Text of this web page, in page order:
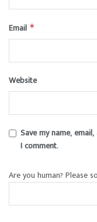
Email *
Website
Save my name,
I comment.
Are you human? Please